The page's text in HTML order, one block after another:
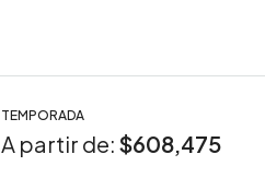
TEMPORADA
A partir de: $608,475